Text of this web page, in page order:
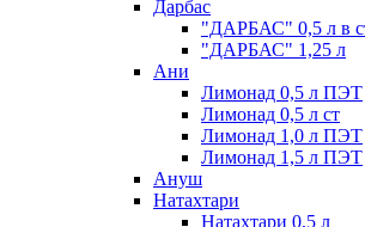
Дарбас
"ДАРБАС" 0,5 л в
"ДАРБАС" 1,25 л
Ани
Лимонад 0,5 л ПЭТ
Лимонад 0,5 л ст
Лимонад 1,0 л ПЭТ
Лимонад 1,5 л ПЭТ
Ануш
Натахтари
Натахтари 0,5 л